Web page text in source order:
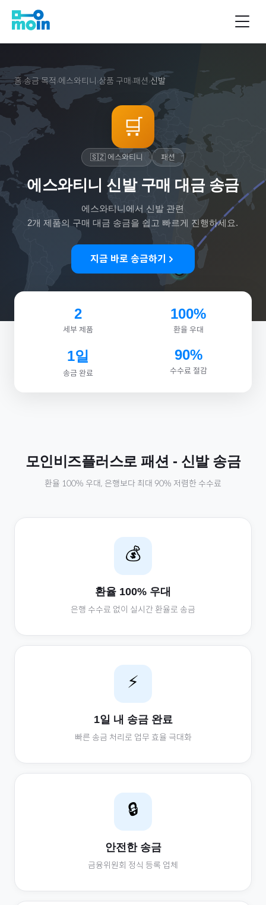
홈›송금 목적 ›에스와티니 ›상품 구매 ›패션 ›신발
🛒
🇸🇿 에스와티니 패션
에스와티니 신발 구매 대금 송금
에스와티니에서 신발 관련
2개 제품의 구매 대금 송금을 쉽고 빠르게 진행하세요.
지금 바로 송금하기
2
세부 제품
100%
환율 우대
1일
송금 완료
90%
수수료 절감
모인비즈플러스로패션 - 신발송금
환율 100% 우대, 은행보다 최대 90% 저렴한 수수료
💰
환율 100% 우대
은행 수수료 없이 실시간 환율로 송금
⚡
1일 내 송금 완료
빠른 송금 처리로 업무 효율 극대화
🔒
안전한 송금
금융위원회 정식 등록 업체